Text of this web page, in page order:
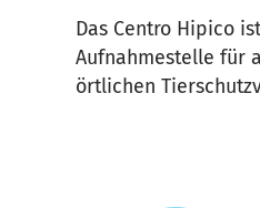
Das Centro Hipico
Aufnahmestelle für
örtlichen